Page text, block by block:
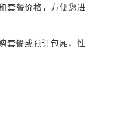
套餐价格，方便您进
套餐或预订包厢，性